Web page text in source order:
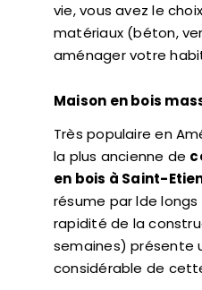
vie, vous avez le
matériaux (béton,
aménager votre
Maison en bois
Très populaire en
la plus ancienne de
en bois à Saint-
résume par lde
rapidité de la
semaines) présente
considérable de